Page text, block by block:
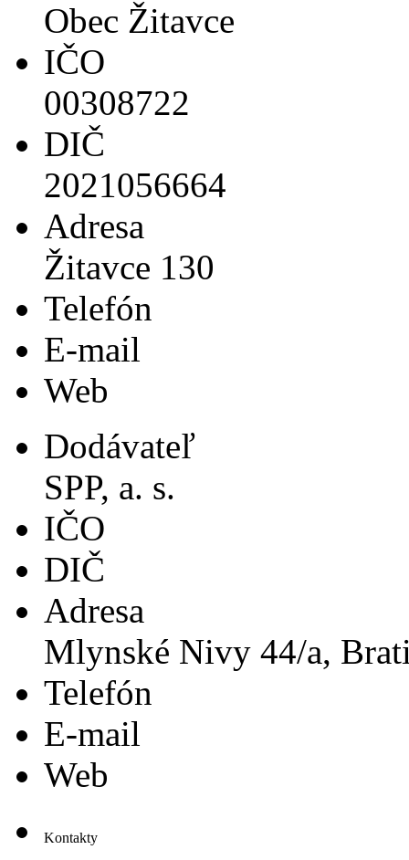
Obec Žitavce
IČO
00308722
DIČ
2021056664
Adresa
Žitavce 130
Telefón
E-mail
Web
Dodávateľ
SPP, a. s.
IČO
DIČ
Adresa
Mlynské Nivy 44/a,
Telefón
E-mail
Web
Kontakty